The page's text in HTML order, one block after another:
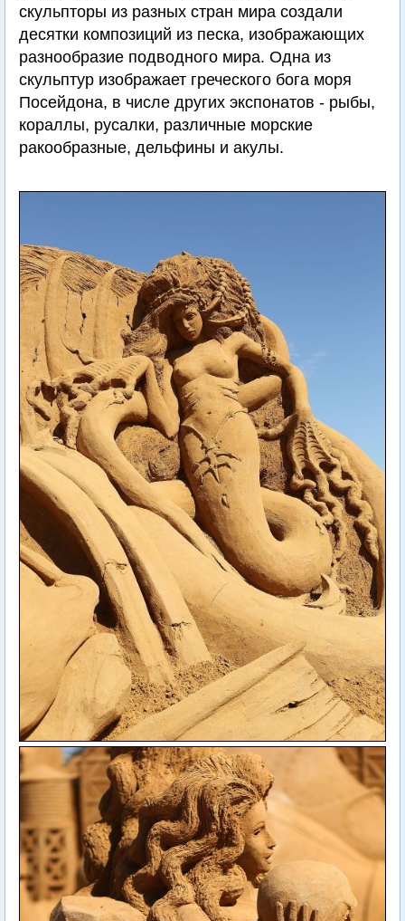
скульпторы из разных стран мира создали
десятки композиций из песка, изображающих
разнообразие подводного мира. Одна из
скульптур изображает греческого бога моря
Посейдона, в числе других экспонатов - рыбы,
кораллы, русалки, различные морские
ракообразные, дельфины и акулы.